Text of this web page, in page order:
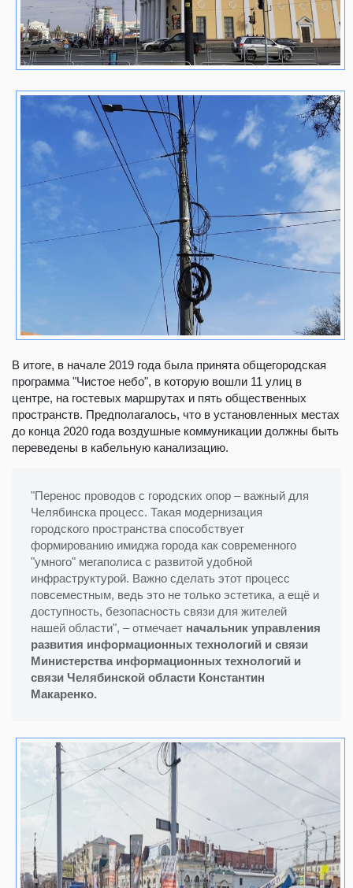
В итоге, в начале 2019 года была принята общегородская
программа "Чистое небо", в которую вошли 11 улиц в
центре, на гостевых маршрутах и пять общественных
пространств. Предполагалось, что в установленных местах
до конца 2020 года воздушные коммуникации должны быть
переведены в кабельную канализацию.
"Перенос проводов с городских опор – важный для
Челябинска процесс. Такая модернизация
городского пространства способствует
формированию имиджа города как современного
"умного" мегаполиса с развитой удобной
инфраструктурой. Важно сделать этот процесс
повсеместным, ведь это не только эстетика, а ещё и
доступность, безопасность связи для жителей
нашей области", – отмечает начальник управления
развития информационных технологий и связи
Министерства информационных технологий и
связи Челябинской области Константин
Макаренко.